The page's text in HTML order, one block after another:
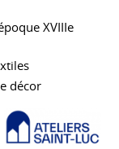
XVIIIe
décor